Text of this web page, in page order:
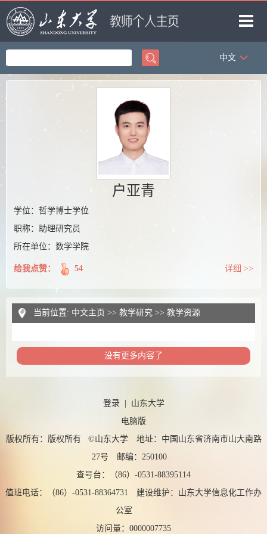
首页
中文
户亚青
学位：哲学博士学位
职称：助理研究员
所在单位：数学学院
给我点赞： 54 详细 >>
当前位置: 中文主页 >> 教学研究 >> 教学资源
没有更多内容了
登录| 山东大学
电脑版
版权所有：版权所有 ©山东大学 地址：中国山东省济南市山大南路
27号 邮编：250100
查号台：（86）-0531-88395114
值班电话：（86）-0531-88364731 建设维护：山东大学信息化工作办
公室
访问量： 0000007735